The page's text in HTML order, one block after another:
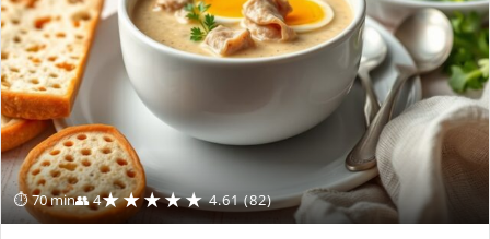
⏱ 70 min👥 4★★★★★ 4.61 (82)